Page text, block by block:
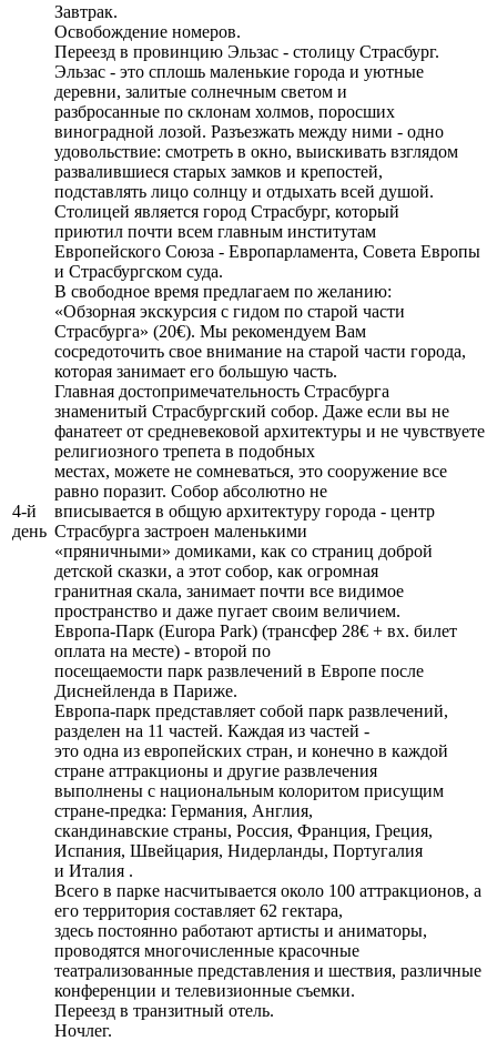
4-й
день
Завтрак.
Освобождение номеров.
Переезд в провинцию Эльзас - столицу Страсбург.
Эльзас - это сплошь маленькие города и уютные
деревни, залитые солнечным светом и
разбросанные по склонам холмов, поросших
виноградной лозой. Разъезжать между ними - одно
удовольствие: смотреть в окно, выискивать взглядом
развалившиеся старых замков и крепостей,
подставлять лицо солнцу и отдыхать всей душой.
Столицей является город Страсбург, который
приютил почти всем главным институтам
Европейского Союза - Европарламента, Совета Европы
и Страсбургском суда.
В свободное время предлагаем по желанию:
«Обзорная экскурсия с гидом по старой части
Страсбурга» (20€). Мы рекомендуем Вам
сосредоточить свое внимание на старой части города,
которая занимает его большую часть.
Главная достопримечательность Страсбурга
знаменитый Страсбургский собор. Даже если вы не
фанатеет от средневековой архитектуры и не чувствуете
религиозного трепета в подобных
местах, можете не сомневаться, это сооружение все
равно поразит. Собор абсолютно не
вписывается в общую архитектуру города - центр
Страсбурга застроен маленькими
«пряничными» домиками, как со страниц доброй
детской сказки, а этот собор, как огромная
гранитная скала, занимает почти все видимое
пространство и даже пугает своим величием.
Европа-Парк (Europa Park) (трансфер 28€ + вх. билет
оплата на месте) - второй по
посещаемости парк развлечений в Европе после
Диснейленда в Париже.
Европа-парк представляет собой парк развлечений,
разделен на 11 частей. Каждая из частей -
это одна из европейских стран, и конечно в каждой
стране аттракционы и другие развлечения
выполнены с национальным колоритом присущим
стране-предка: Германия, Англия,
скандинавские страны, Россия, Франция, Греция,
Испания, Швейцария, Нидерланды, Португалия
и Италия .
Всего в парке насчитывается около 100 аттракционов, а
его территория составляет 62 гектара,
здесь постоянно работают артисты и аниматоры,
проводятся многочисленные красочные
театрализованные представления и шествия, различные
конференции и телевизионные съемки.
Переезд в транзитный отель.
Ночлег.